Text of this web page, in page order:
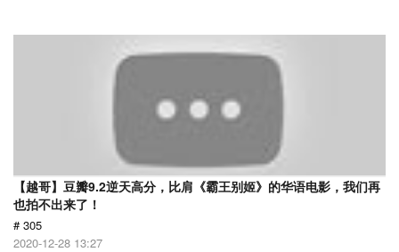
【越哥】豆瓣9.2逆天高分，比肩《霸王别姬》的华语电影，我们再
也拍不出来了！
# 305
2020-12-28 13:27